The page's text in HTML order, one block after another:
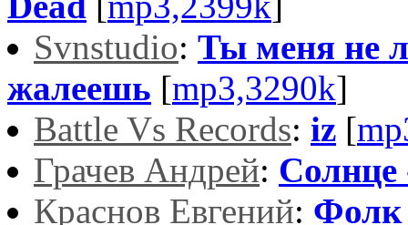
Svnstudio: Ты меня не
жалеешь [mp3,3290k]
Battle Vs Records: iz [
Грачев Андрей:
Краснов Евгений: Фолк